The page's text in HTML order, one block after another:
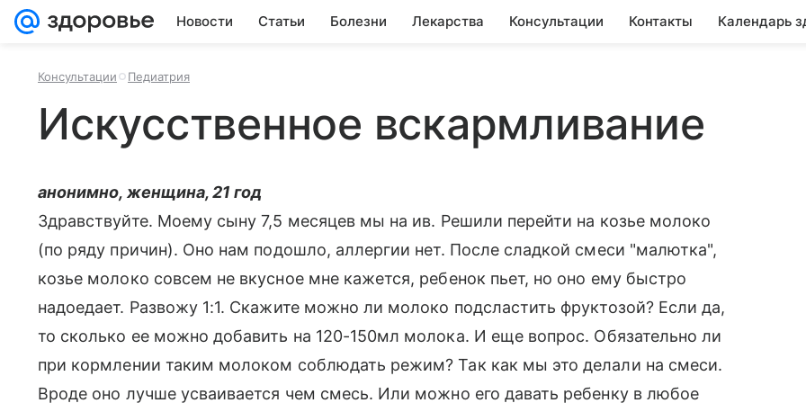
Новости Статьи Болезни Лекарства Консультации Контакты Календарь
Консультации Педиатрия
Искусственное вскармливание
анонимно, женщина, 21 год
Здравствуйте. Моему сыну 7,5 месяцев мы на ив. Решили перейти на козье молоко
(по ряду причин). Оно нам подошло, аллергии нет. После сладкой смеси "малютка",
козье молоко совсем не вкусное мне кажется, ребенок пьет, но оно ему быстро
надоедает. Развожу 1:1. Скажите можно ли молоко подсластить фруктозой? Если да,
то сколько ее можно добавить на 120-150мл молока. И еще вопрос. Обязательно ли
при кормлении таким молоком соблюдать режим? Так как мы это делали на смеси.
Вроде оно лучше усваивается чем смесь. Или можно его давать ребенку в любое